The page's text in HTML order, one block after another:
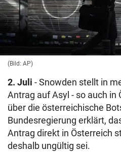
(Bild: AP)
2. Juli - Snowden stellt in
Antrag auf Asyl - so auch in
über die österreichische
Bundesregierung erklärt,
Antrag direkt in Österreich
deshalb ungültig sei.